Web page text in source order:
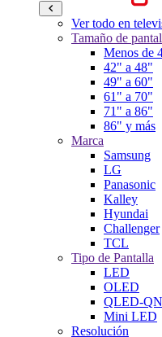
Ver todo en
Tamaño de
Menos de
42" a 48"
49" a 60"
61" a 70"
71" a 86"
86" y más
Marca
Samsung
LG
Panasonic
Kalley
Hyundai
Challenger
TCL
Tipo de Pantalla
LED
OLED
QLED-
Mini LED
Resolución